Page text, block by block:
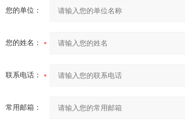
您的单位：
您的姓名：
联系电话：
常用邮箱：